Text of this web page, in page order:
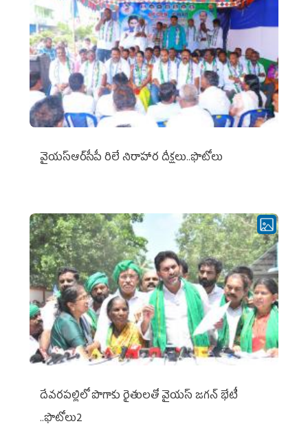
వైయ‌స్ఆర్‌సీపీ రిలే నిరాహార దీక్షలు..ఫొటోలు
దేవరపల్లిలో పొగాకు రైతులతో వైయస్ జగన్ భేటీ
..ఫొటోలు2